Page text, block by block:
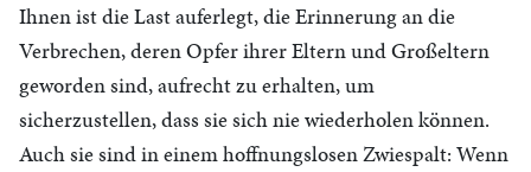
Ihnen ist die Last auferlegt, die Erinnerung an die
Verbrechen, deren Opfer ihrer Eltern und Großeltern
geworden sind, aufrecht zu erhalten, um
sicherzustellen, dass sie sich nie wiederholen können.
Auch sie sind in einem hoffnungslosen Zwiespalt: Wenn